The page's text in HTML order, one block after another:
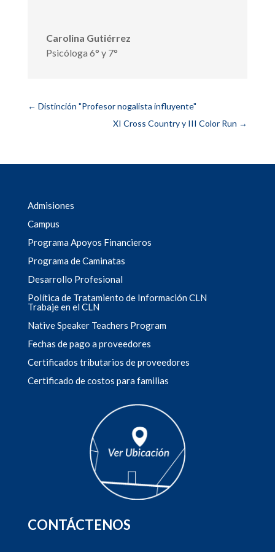
Carolina Gutiérrez
Psicóloga 6° y 7°
← Distinción "Profesor nogalista influyente"
XI Cross Country y III Color Run →
Admisiones
Campus
Programa Apoyos Financieros
Programa de Caminatas
Desarrollo Profesional
Política de Tratamiento de Información CLN
Trabaje en el CLN
Native Speaker Teachers Program
Fechas de pago a proveedores
Certificados tributarios de proveedores
Certificado de costos para familias
CONTÁCTENOS